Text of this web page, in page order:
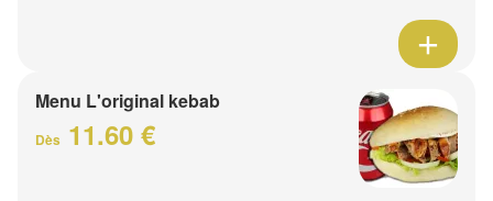
Menu L'original kebab
Dès 11.60 €